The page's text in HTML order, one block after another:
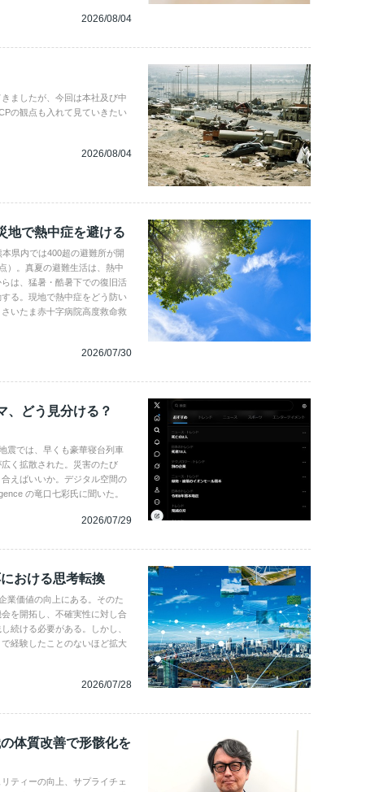
2026/08/04
ましたが、今回は本社及び中
の観点も入れて見ていきたい
2026/08/04
で熱中症を避ける
県内では400超の避難所が開
）。真夏の避難生活は、熱中
は、猛暑・酷暑下での復旧活
る。現地で熱中症をどう防い
いたま赤十字病院高度救命救
2026/07/30
どう見分ける？
震では、早くも豪華寝台列車
く拡散された。災害のたび
えばいいか。デジタル空間の
の竜口七彩氏に聞いた。
2026/07/29
おける思考転換
業価値の向上にある。そのた
を開拓し、不確実性に対し合
続ける必要がある。しかし、
経験したことのないほど拡大
2026/07/28
体質改善で形骸化を
ティーの向上、サプライチェ